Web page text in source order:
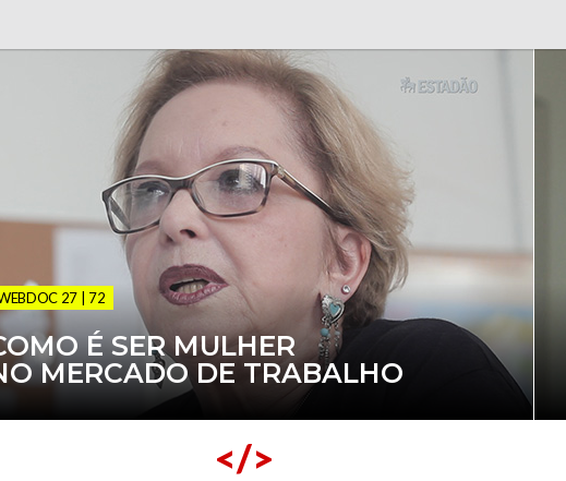
27 | 72
É SER MULHER
MERCADO DE TRABALHO
</>